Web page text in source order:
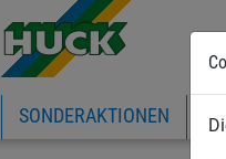
SONDERAKTIONEN